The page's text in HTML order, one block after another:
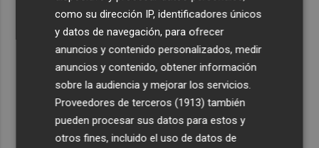
Recibe toda la actualidad de
Plaza Podcast en tu correo
Quiero suscribirme
como su dirección IP, identificadores únicos
y datos de navegación, para ofrecer
anuncios y contenido personalizados, medir
anuncios y contenido, obtener información
sobre la audiencia y mejorar los servicios.
Proveedores de terceros (1913) también
pueden procesar sus datos para estos y
otros fines, incluido el uso de datos de